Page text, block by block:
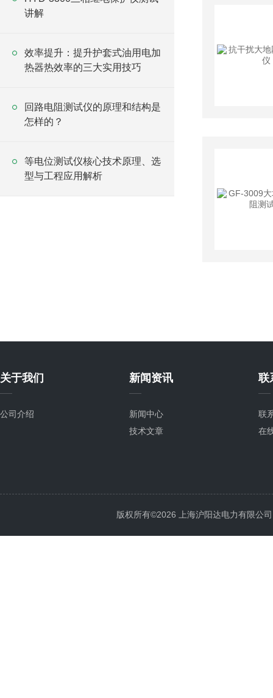
讲解
效率提升：提升护套式油用电加
热器热效率的三大实用技巧
回路电阻测试仪的原理和结构是
怎样的？
等电位测试仪核心技术原理、选
型与工程应用解析
关于我们
公司介绍
新闻资讯
新闻中心
技术文章
联
联
在
版权所有©2026 上海沪阳达电力有限公